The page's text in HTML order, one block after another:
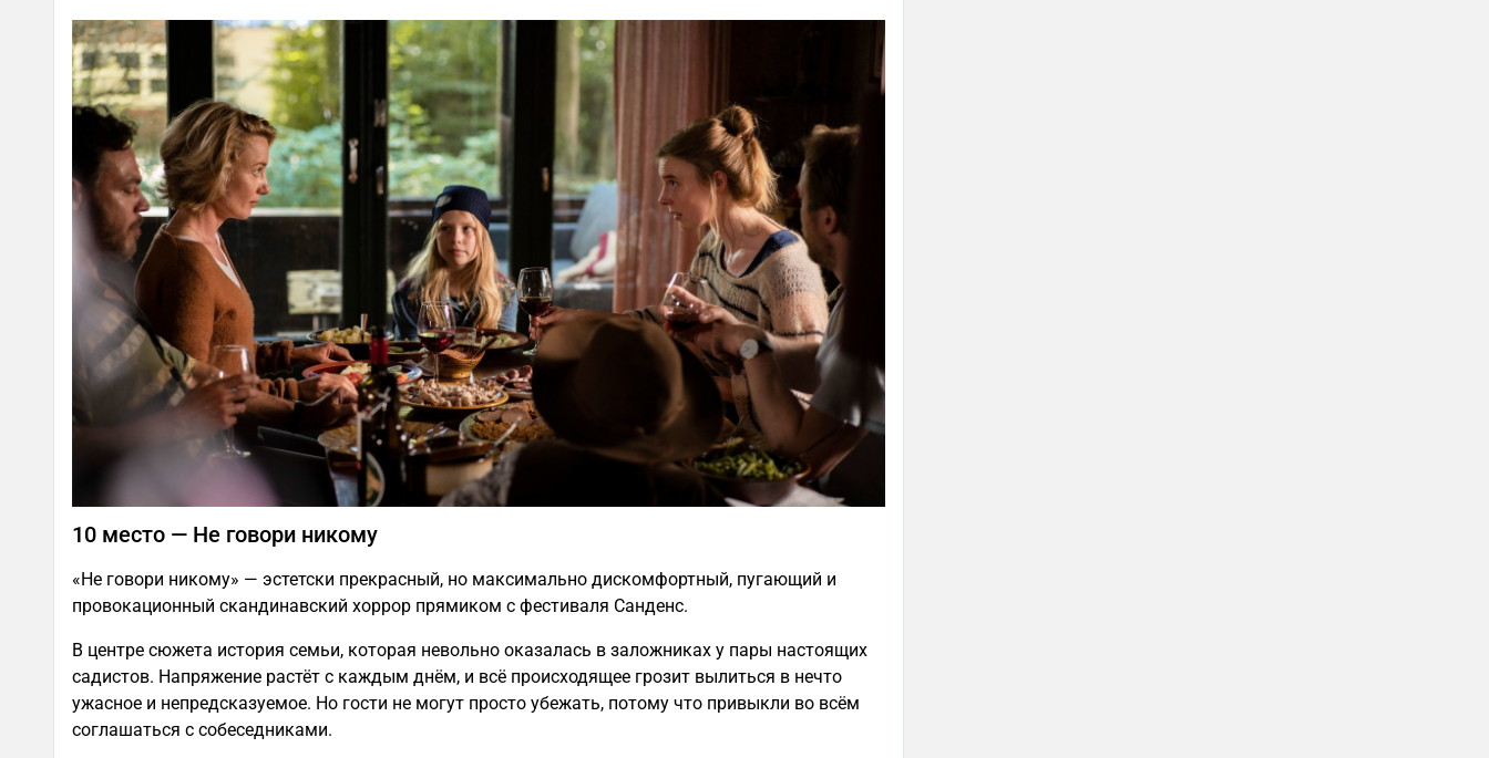
10 место — Не говори никому
«Не говори никому» — эстетски прекрасный, но максимально дискомфортный, пугающий и
провокационный скандинавский хоррор прямиком с фестиваля Санденс.
В центре сюжета история семьи, которая невольно оказалась в заложниках у пары настоящих
садистов. Напряжение растёт с каждым днём, и всё происходящее грозит вылиться в нечто
ужасное и непредсказуемое. Но гости не могут просто убежать, потому что привыкли во всём
соглашаться с собеседниками.